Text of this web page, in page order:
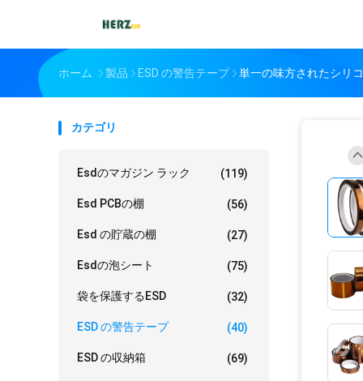
ホーム 製品 ESD の警告テープ 単一の味方されたシリ
カテゴリ
Esdのマガジン ラック (119)
Esd PCBの棚 (56)
Esd の貯蔵の棚 (27)
Esdの泡シート (75)
袋を保護するESD (32)
ESD の警告テープ (40)
ESD の収納箱 (69)